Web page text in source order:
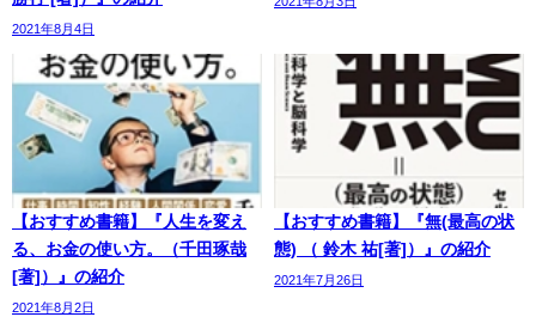
2021年8月4日
【おすすめ書籍】『人生を変え
る、お金の使い方。（千田琢哉
[著]）』の紹介
2021年8月2日
【おすすめ書籍】『無(最高の状
態) （ 鈴木 祐[著]）』の紹介
2021年7月26日